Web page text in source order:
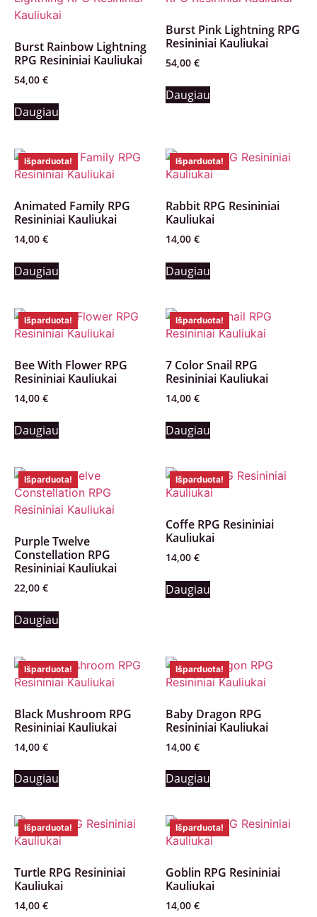
Burst Rainbow Lightning
RPG Resininiai Kauliukai
54,00 €
Daugiau
Burst Pink Lightning RPG
Resininiai Kauliukai
54,00 €
Daugiau
Išparduota!
Animated Family RPG
Resininiai Kauliukai
14,00 €
Daugiau
Išparduota!
Rabbit RPG Resininiai
Kauliukai
14,00 €
Daugiau
Išparduota!
Bee With Flower RPG
Resininiai Kauliukai
14,00 €
Daugiau
Išparduota!
7 Color Snail RPG
Resininiai Kauliukai
14,00 €
Daugiau
Išparduota!
Purple Twelve
Constellation RPG
Resininiai Kauliukai
22,00 €
Daugiau
Išparduota!
Coffe RPG Resininiai
Kauliukai
14,00 €
Daugiau
Išparduota!
Black Mushroom RPG
Resininiai Kauliukai
14,00 €
Daugiau
Išparduota!
Baby Dragon RPG
Resininiai Kauliukai
14,00 €
Daugiau
Išparduota!
Turtle RPG Resininiai
Kauliukai
14,00 €
Išparduota!
Goblin RPG Resininiai
Kauliukai
14,00 €